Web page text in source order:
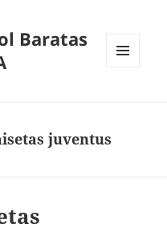
Baratas
juventus